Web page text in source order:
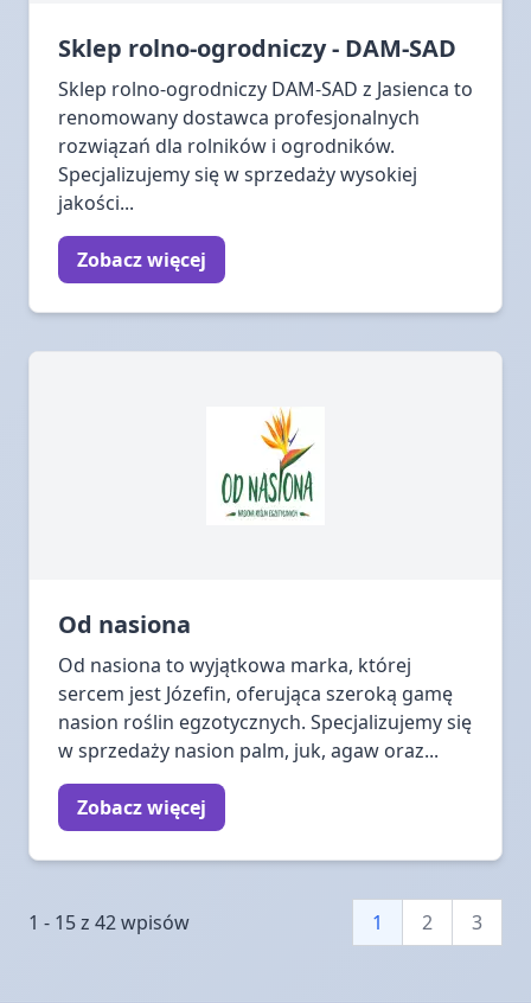
Sklep rolno-ogrodniczy - DAM-SAD
Sklep rolno-ogrodniczy DAM-SAD z Jasienca to
renomowany dostawca profesjonalnych
rozwiązań dla rolników i ogrodników.
Specjalizujemy się w sprzedaży wysokiej
jakości...
Zobacz więcej
Od nasiona
Od nasiona to wyjątkowa marka, której
sercem jest Józefin, oferująca szeroką gamę
nasion roślin egzotycznych. Specjalizujemy się
w sprzedaży nasion palm, juk, agaw oraz...
Zobacz więcej
1 - 15 z 42 wpisów 1 2 3